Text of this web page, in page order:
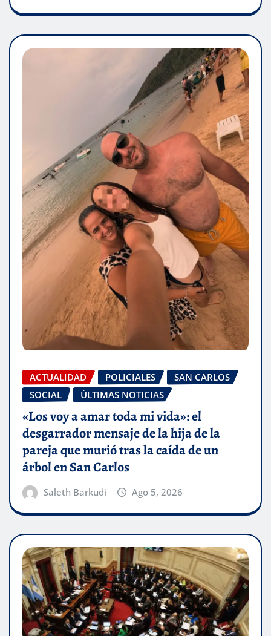
ACTUALIDAD POLICIALES
SAN CARLOS
SOCIAL
ÚLTIMAS NOTICIAS
«Los voy a amar toda mi vida»: el
desgarrador mensaje de la hija de la
pareja que murió tras la caída de un
árbol en San Carlos
Saleth Barkudi Ago 5, 2026